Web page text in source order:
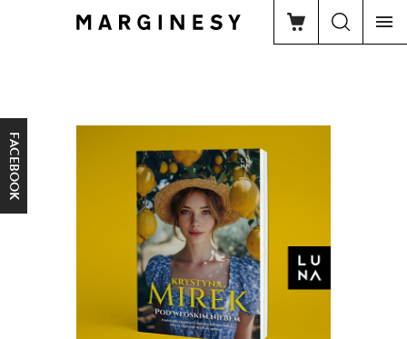
FACEBOOK